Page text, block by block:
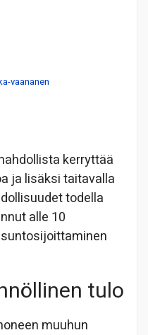
vaananen
kerryttää
ja lisäksi taitavalla
todella
alle 10
tulo
muuhun